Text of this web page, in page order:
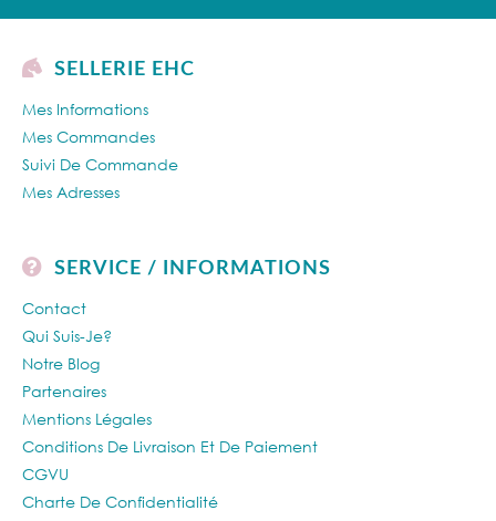
SELLERIE EHC
Mes Informations
Mes Commandes
Suivi De Commande
Mes Adresses
SERVICE / INFORMATIONS
Contact
Qui Suis-Je?
Notre Blog
Partenaires
Mentions Légales
Conditions De Livraison Et De Paiement
CGVU
Charte De Confidentialité